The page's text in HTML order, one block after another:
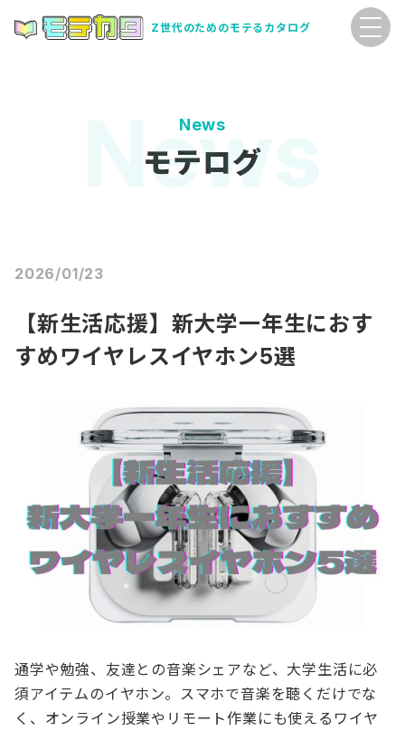
Z世代のためのモテるカタログ
News
モテログ
2026/01/23
【新生活応援】新大学一年生におす
すめワイヤレスイヤホン5選
通学や勉強、友達との音楽シェアなど、大学生活に必
須アイテムのイヤホン。スマホで音楽を聴くだけでな
く、オンライン授業やリモート作業にも使えるワイヤ